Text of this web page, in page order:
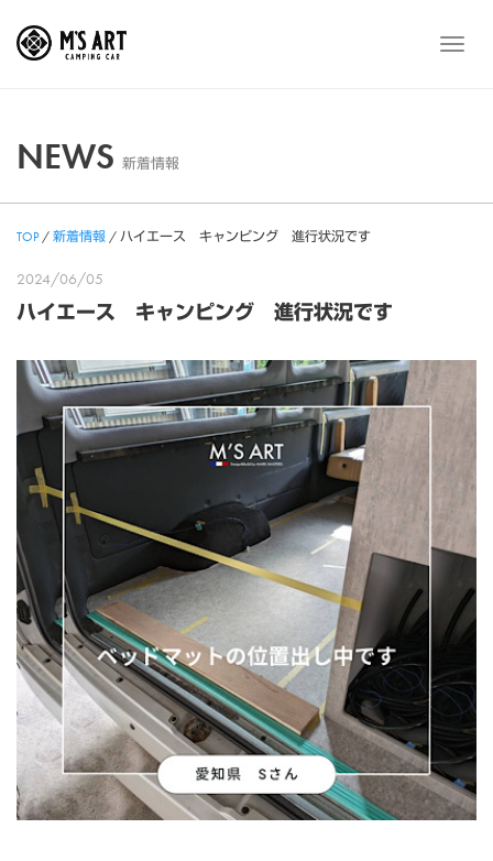
メ
NEWS 新着情報
TOP/新着情報 /ハイエース キャンピング 進行状況です
2024/06/05
ハイエース キャンピング 進行状況です